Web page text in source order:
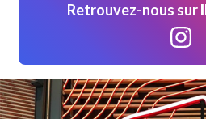
Z.C. KERGARADEC,
Z.C. FROUTVEN,
C.C. PHARE DE
Retrouvez-nous sur